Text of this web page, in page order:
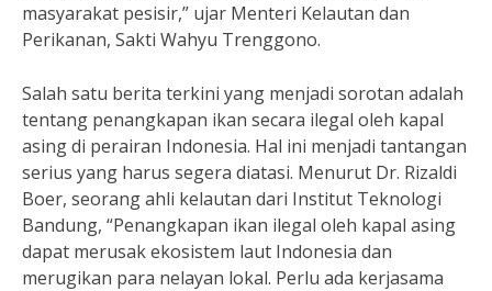
masyarakat pesisir,” ujar Menteri Kelautan dan
Perikanan, Sakti Wahyu Trenggono.
Salah satu berita terkini yang menjadi sorotan adalah
tentang penangkapan ikan secara ilegal oleh kapal
asing di perairan Indonesia. Hal ini menjadi tantangan
serius yang harus segera diatasi. Menurut Dr. Rizaldi
Boer, seorang ahli kelautan dari Institut Teknologi
Bandung, “Penangkapan ikan ilegal oleh kapal asing
dapat merusak ekosistem laut Indonesia dan
merugikan para nelayan lokal. Perlu ada kerjasama